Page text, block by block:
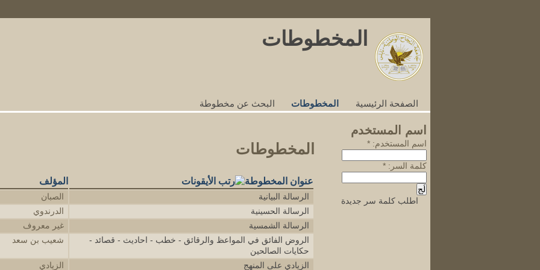
المخطوطات
الصفحة الرئيسية المخطوطات البحث عن مخطوطة
اسم المستخدم
‏اسم المستخدم: ‏ *
‏كلمة السر: ‏ *
اطلب كلمة سر جديدة
المخطوطات
عنوان المخطوطة المؤلف
الرسالة البيانية
الصبان
الرسالة الحسينية
الدرندوي
الرسالة الشمسية
غير معروف
الروض الفائق في المواعظ والرقائق - خطب - احاديث - قصائد -
حكايات الصالحين
شعيب بن سعد
الزيادي على المنهج
الزيادي